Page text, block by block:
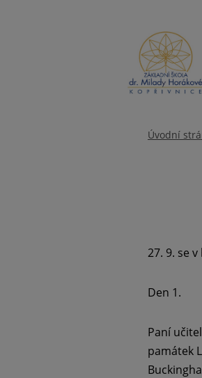
Úvodní
27. 9. se
Den 1.
Paní
památek